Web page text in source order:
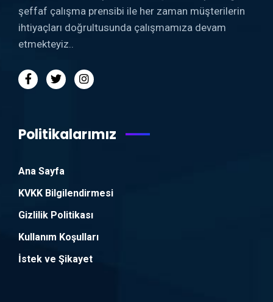
şeffaf çalışma prensibi ile her zaman müşterilerin
ihtiyaçları doğrultusunda çalışmamıza devam
etmekteyiz..
Politikalarımız
Ana Sayfa
KVKK Bilgilendirmesi
Gizlilik Politikası
Kullanım Koşulları
İstek ve Şikayet